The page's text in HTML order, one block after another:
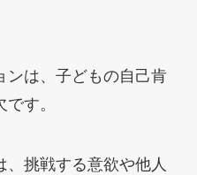
ンは、子どもの自己肯
す。
、挑戦する意欲や他人